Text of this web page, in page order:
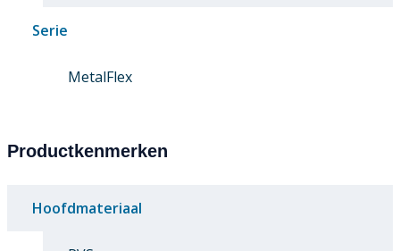
Serie
MetalFlex
Productkenmerken
Hoofdmateriaal